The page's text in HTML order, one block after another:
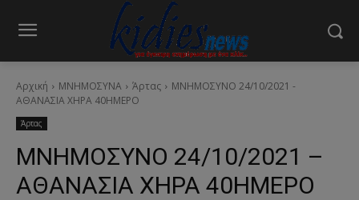
Αρχική ΜΝΗΜΟΣΥΝΑ Άρτας
ΜΝΗΜΟΣΥΝΟ 24/10/2021 -
ΑΘΑΝΑΣΙΑ ΧΗΡΑ 40ΗΜΕΡΟ
Άρτας
ΜΝΗΜΟΣΥΝΟ 24/10/2021 –
ΑΘΑΝΑΣΙΑ ΧΗΡΑ 40ΗΜΕΡΟ